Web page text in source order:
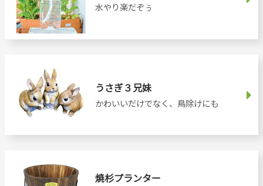
水やり楽だぞぅ
うさぎ３兄妹
かわいいだけでなく、鳥除けにも
焼杉プランター